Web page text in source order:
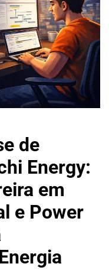
de
Energy:
em
e Power